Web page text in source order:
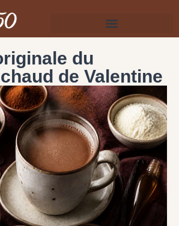
du
de Valentine